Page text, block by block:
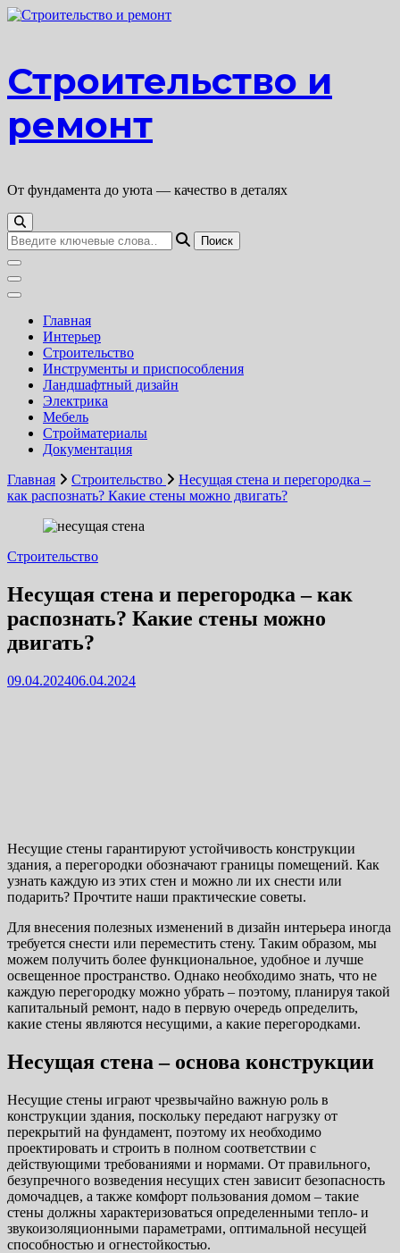
Перейти
Строительство и
ремонт
От фундамента до уюта — качество в деталях
Ищите
что-
то?
Главная
Интерьер
Строительство
Инструменты и приспособления
Ландшафтный дизайн
Электрика
Мебель
Стройматериалы
Документация
Главная
Строительство
Несущая стена и перегородка –
как распознать? Какие стены можно двигать?
Строительство
Несущая стена и перегородка – как
распознать? Какие стены можно
двигать?
09.04.202406.04.2024
Несущие стены гарантируют устойчивость конструкции
здания, а перегородки обозначают границы помещений. Как
узнать каждую из этих стен и можно ли их снести или
подарить? Прочтите наши практические советы.
Для внесения полезных изменений в дизайн интерьера иногда
требуется снести или переместить стену. Таким образом, мы
можем получить более функциональное, удобное и лучше
освещенное пространство. Однако необходимо знать, что не
каждую перегородку можно убрать – поэтому, планируя такой
капитальный ремонт, надо в первую очередь определить,
какие стены являются несущими, а какие перегородками.
Несущая стена – основа конструкции
Несущие стены играют чрезвычайно важную роль в
конструкции здания, поскольку передают нагрузку от
перекрытий на фундамент, поэтому их необходимо
проектировать и строить в полном соответствии с
действующими требованиями и нормами. От правильного,
безупречного возведения несущих стен зависит безопасность
домочадцев, а также комфорт пользования домом – такие
стены должны характеризоваться определенными тепло- и
звукоизоляционными параметрами, оптимальной несущей
способностью и огнестойкостью.